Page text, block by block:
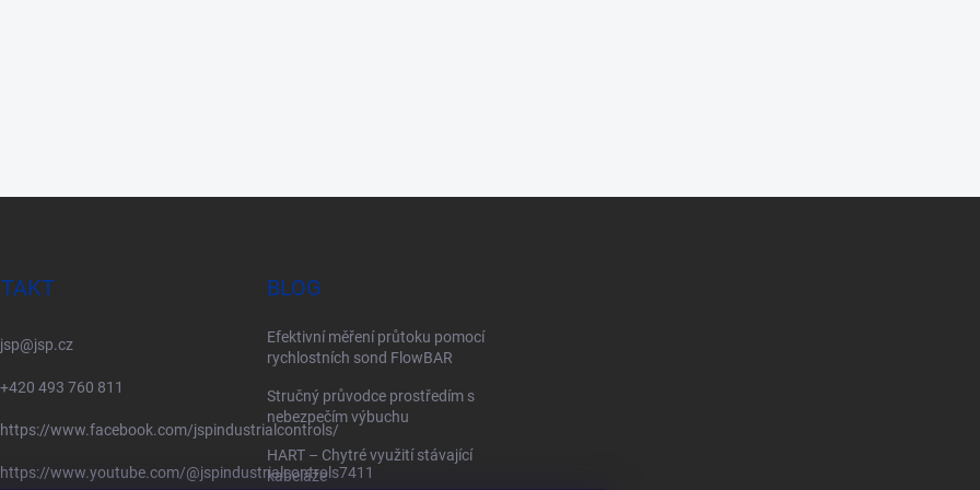
jsp@jsp.cz
+420 493 760 811
https://www.facebook.com/jspindustrialcontrols/
https://www.youtube.com/@jspindustrialcontrols7411
BLOG
Efektivní měření průtoku pomocí
rychlostních sond FlowBAR
Stručný průvodce prostředím s
nebezpečím výbuchu
HART – Chytré využití stávající
kabeláže